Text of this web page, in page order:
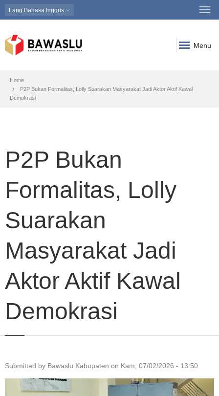
Lang Bahasa Inggris
Menu
Breadcrumb
Home
P2P Bukan Formalitas, Lolly Suarakan Masyarakat Jadi Aktor Aktif Kawal
Demokrasi
P2P Bukan
Formalitas, Lolly
Suarakan
Masyarakat Jadi
Aktor Aktif Kawal
Demokrasi
Submitted by Bawaslu Kabupaten on Kam, 07/02/2026 - 13:50